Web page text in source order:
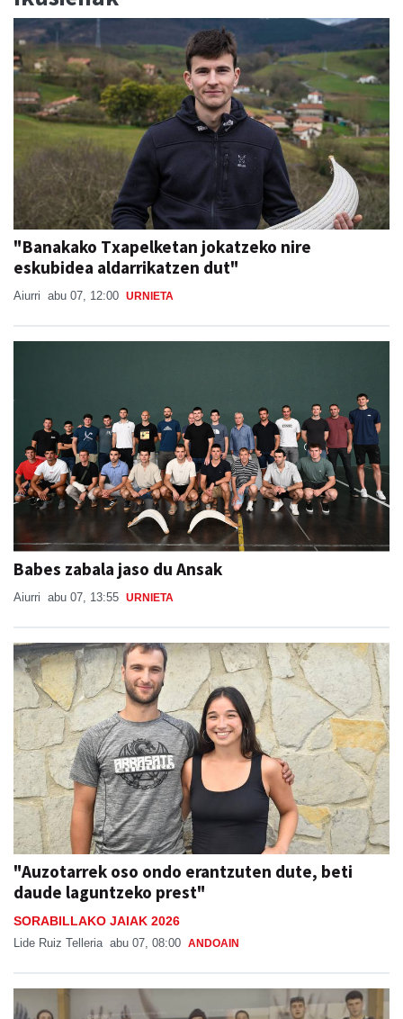
"Banakako Txapelketan jokatzeko nire
eskubidea aldarrikatzen dut"
Aiurri abu 07, 12:00 URNIETA
Babes zabala jaso du Ansak
Aiurri abu 07, 13:55 URNIETA
"Auzotarrek oso ondo erantzuten dute, beti
daude laguntzeko prest"
SORABILLAKO JAIAK 2026
Lide Ruiz Telleria abu 07, 08:00 ANDOAIN